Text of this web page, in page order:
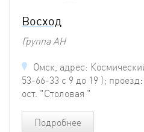
Восход
Группа АН
Омск, адрес:
53-66-33 с 9 до 19 );
ост. "Столовая "
Подробнее